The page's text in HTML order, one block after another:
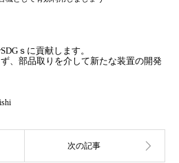
ｓに貢献します。
、部品取りを介して新たな装置の開発